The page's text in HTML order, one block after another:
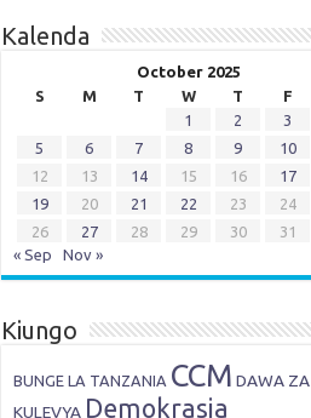
Kalenda
October 2025
S
M T W T F
1
2 3
5
6 7 8 9 10
12
13 14 15 16 17
19
20 21 22 23 24
26
27 28 29 30
31
« Sep
Nov »
Kiungo
BUNGE LA TANZANIA CCM DAWA ZA
KULEVYA Demokrasia